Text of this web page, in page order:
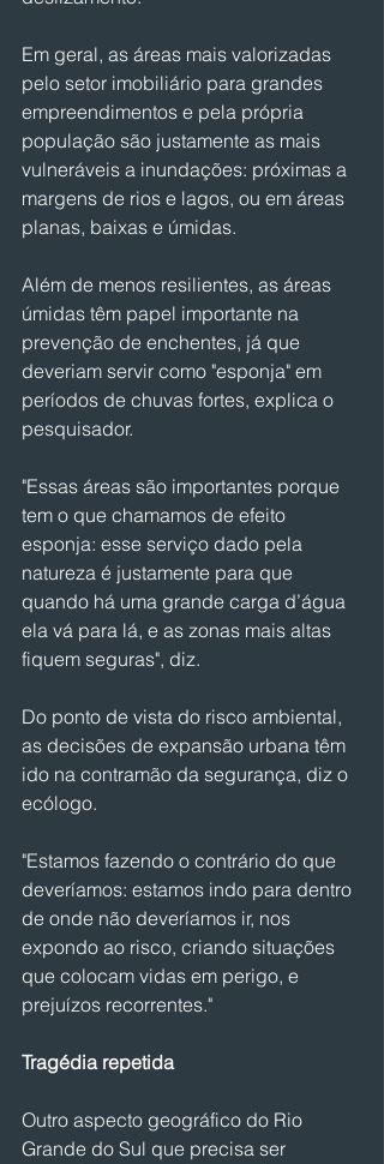
Em geral, as áreas mais valorizadas
pelo setor imobiliário para grandes
empreendimentos e pela própria
população são justamente as mais
vulneráveis a inundações: próximas a
margens de rios e lagos, ou em áreas
planas, baixas e úmidas.
Além de menos resilientes, as áreas
úmidas têm papel importante na
prevenção de enchentes, já que
deveriam servir como "esponja" em
períodos de chuvas fortes, explica o
pesquisador.
"Essas áreas são importantes porque
tem o que chamamos de efeito
esponja: esse serviço dado pela
natureza é justamente para que
quando há uma grande carga d’água
ela vá para lá, e as zonas mais altas
fiquem seguras", diz.
Do ponto de vista do risco ambiental,
as decisões de expansão urbana têm
ido na contramão da segurança, diz o
ecólogo.
"Estamos fazendo o contrário do que
deveríamos: estamos indo para dentro
de onde não deveríamos ir, nos
expondo ao risco, criando situações
que colocam vidas em perigo, e
prejuízos recorrentes."
Tragédia repetida
Outro aspecto geográfico do Rio
Grande do Sul que precisa ser